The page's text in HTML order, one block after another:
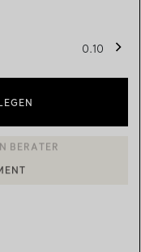
0.10
ODER EINEN